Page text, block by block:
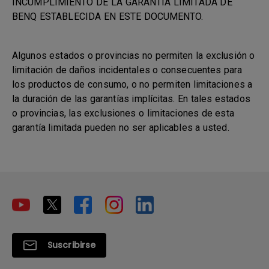
BENQ ESTABLECIDA EN ESTE DOCUMENTO.
Algunos estados o provincias no permiten la exclusión o
limitación de daños incidentales o consecuentes para
los productos de consumo, o no permiten limitaciones a
la duración de las garantías implícitas. En tales estados
o provincias, las exclusiones o limitaciones de esta
garantía limitada pueden no ser aplicables a usted.
Suscribirse